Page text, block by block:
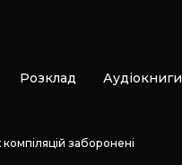
Розклад Аудіокниги
заборонені